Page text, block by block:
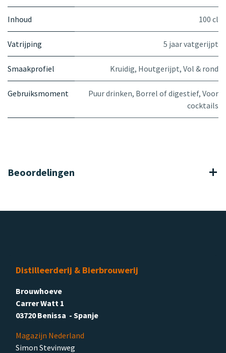
Inhoud 100 cl
Vatrijping 5 jaar vatgerijpt
Smaakprofiel Kruidig, Houtgerijpt, Vol & rond
Gebruiksmoment Puur drinken, Borrel of digestief, Voor
cocktails
Beoordelingen
Distilleerderij & Bierbrouwerij
Brouwhoeve
Carrer Watt 1
03720 Benissa - Spanje
Magazijn Nederland
Simon Stevinweg